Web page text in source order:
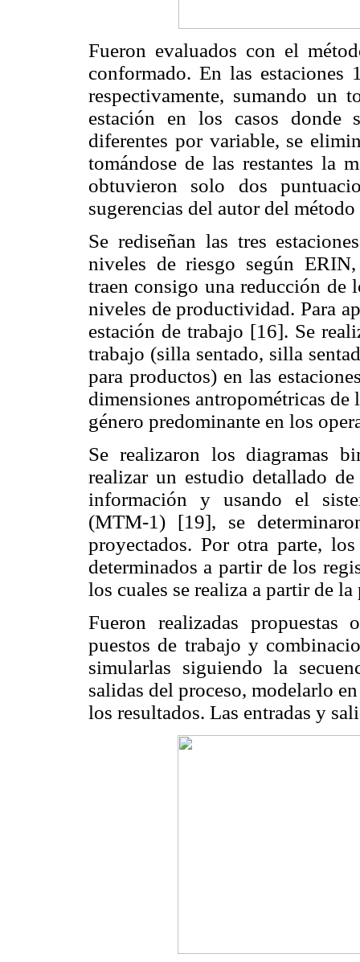
Fueron evaluados con el
conformado. En las
respectivamente, sumando un
estación en los casos donde
diferentes por variable, se
tomándose de las restantes la
obtuvieron solo dos
sugerencias del autor del
Se rediseñan las tres
niveles de riesgo según
traen consigo una reducción de
niveles de productividad. Para
estación de trabajo [16]. Se
trabajo (silla sentado, silla
para productos) en las
dimensiones antropométricas
género predominante en los
Se realizaron los diagramas
realizar un estudio detallado
información y usando el
(MTM-1) [19], se
proyectados. Por otra parte,
determinados a partir de los
los cuales se realiza a partir de
Fueron realizadas
puestos de trabajo y
simularlas siguiendo la
salidas del proceso, modelarlo
los resultados. Las entradas y